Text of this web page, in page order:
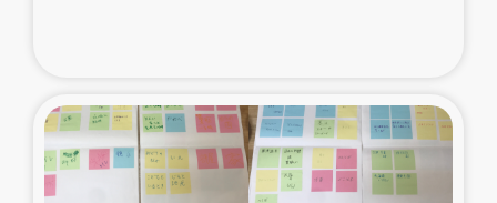
スリランカの南北女性をつなぐサリー・リサイクル・プロ
ジェクト